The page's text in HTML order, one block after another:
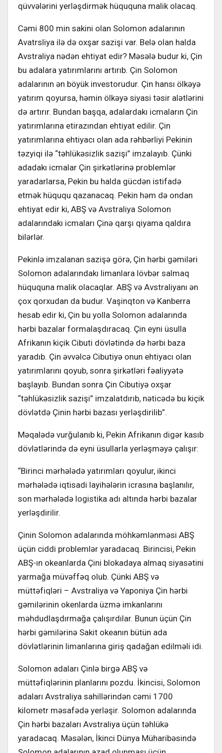
qüvvələrini yerləşdirmək hüququna malik olacaq.
Cəmi 800 min sakini olan Solomon adalarının
Avatrsliya ilə də oxşar sazişi var. Belə olan halda
Avstraliya nədən ehtiyat edir? Məsələ budur ki, Çin
bu adalara yatırımlarını artırıb. Çin Solomon
adalarının ən böyük investorudur. Çin hansı ölkəyə
yatırım qoyursa, həmin ölkəyə siyasi təsir alətlərini
də artırır. Bundan başqa, adalardakı icmaların Çin
yatırımlarına etirazından ehtiyat edilir. Çin
yatırımlarına ehtiyacı olan ada rəhbərliyi Pekinin
təzyiqi ilə “təhlükəsizlik sazişi” imzalayıb. Çünki
adadakı icmalar Çin şirkətlərinə problemlər
yaradarlarsa, Pekin bu halda gücdən istifadə
etmək hüququ qazanacaq. Pekin həm də ondan
ehtiyat edir ki, ABŞ və Avstraliya Solomon
adalarındakı icmaları Çinə qarşı qiyama qaldıra
bilərlər.
Pekinlə imzalanan sazişə görə, Çin hərbi gəmiləri
Solomon adalarındakı limanlara lövbər salmaq
hüququna malik olacaqlar. ABŞ və Avstraliyanı ən
çox qorxudan da budur. Vaşinqton və Kanberra
hesab edir ki, Çin bu yolla Solomon adalarında
hərbi bazalar formalaşdıracaq. Çin eyni üsulla
Afrikanın kiçik Cibuti dövlətində də hərbi baza
yaradıb. Çin əvvəlcə Cibutiyə onun ehtiyacı olan
yatırımlarını qoyub, sonra şirkətləri fəaliyyətə
başlayıb. Bundan sonra Çin Cibutiyə oxşar
“təhlükəsizlik sazişi” imzalatdırıb, nəticədə bu kiçik
dövlətdə Çinin hərbi bazası yerləşdirilib”.
Məqalədə vurğulanıb ki, Pekin Afrikanın digər kasıb
dövlətlərində də eyni üsullarla yerləşməyə çalışır:
“Birinci mərhələdə yatırımları qoyulur, ikinci
mərhələdə iqtisadi layihələrin icrasına başlanılır,
son mərhələdə logistika adı altında hərbi bazalar
yerləşdirilir.
Çinin Solomon adalarında möhkəmlənməsi ABŞ
üçün ciddi problemlər yaradacaq. Birincisi, Pekin
ABŞ-ın okeanlarda Çini blokadaya almaq siyasətini
yarmağa müvəffəq olub. Çünki ABŞ və
müttəfiqləri – Avstraliya və Yaponiya Çin hərbi
gəmilərinin okenlarda üzmə imkanlarını
məhdudlaşdırmağa çalışırdılar. Bunun üçün Çin
hərbi gəmilərinə Sakit okeanın bütün ada
dövlətlərinin limanlarına giriş qadağan edilməli idi.
Solomon adaları Çinlə birgə ABŞ və
müttəfiqlərinin planlarını pozdu. İkincisi, Solomon
adaları Avstraliya sahillərindən cəmi 1700
kilometr məsafədə yerləşir. Solomon adalarında
Çin hərbi bazaları Avstraliya üçün təhlükə
yaradacaq. Məsələn, İkinci Dünya Müharibəsində